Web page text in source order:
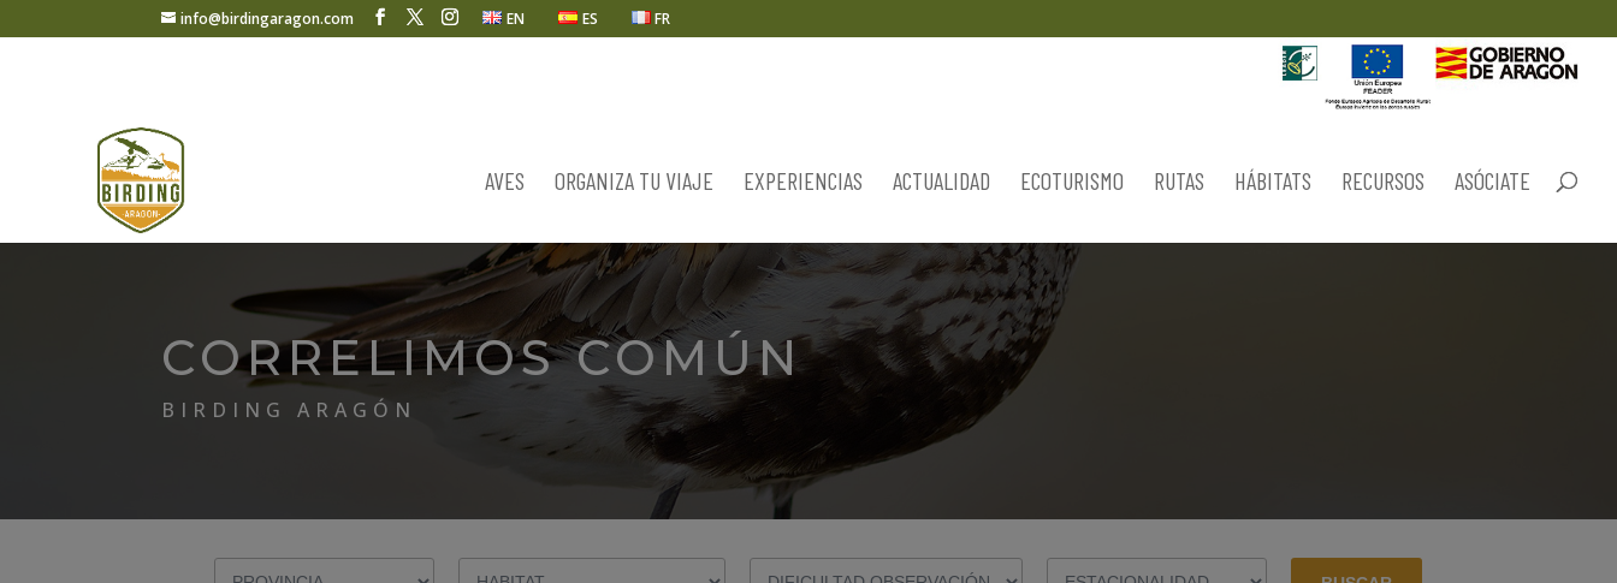
info@birdingaragon.com EN ES FR
AVES ORGANIZA TU VIAJE EXPERIENCIAS ACTUALIDAD ECOTURISMO RUTAS HÁBITATS RECURSOS ASÓCIATE
CORRELIMOS COMÚN
BIRDING ARAGÓN